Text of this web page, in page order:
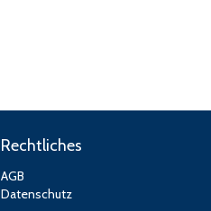
Rechtliches
AGB
Datenschutz